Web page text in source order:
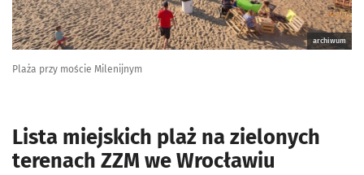
archiwum
Plaża przy moście Milenijnym
Lista miejskich plaż na zielonych
terenach ZZM we Wrocławiu